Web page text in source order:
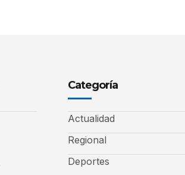
Categoría
Actualidad
Regional
Deportes